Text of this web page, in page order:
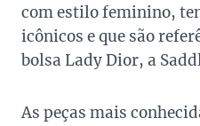
com estilo feminino,
icônicos e que são
bolsa Lady Dior, a
As peças mais